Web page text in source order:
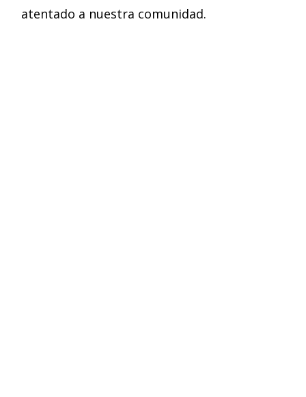
atentado a nuestra comunidad.